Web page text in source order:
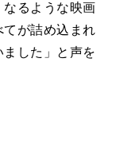
るような映画
が詰め込まれ
した」と声を